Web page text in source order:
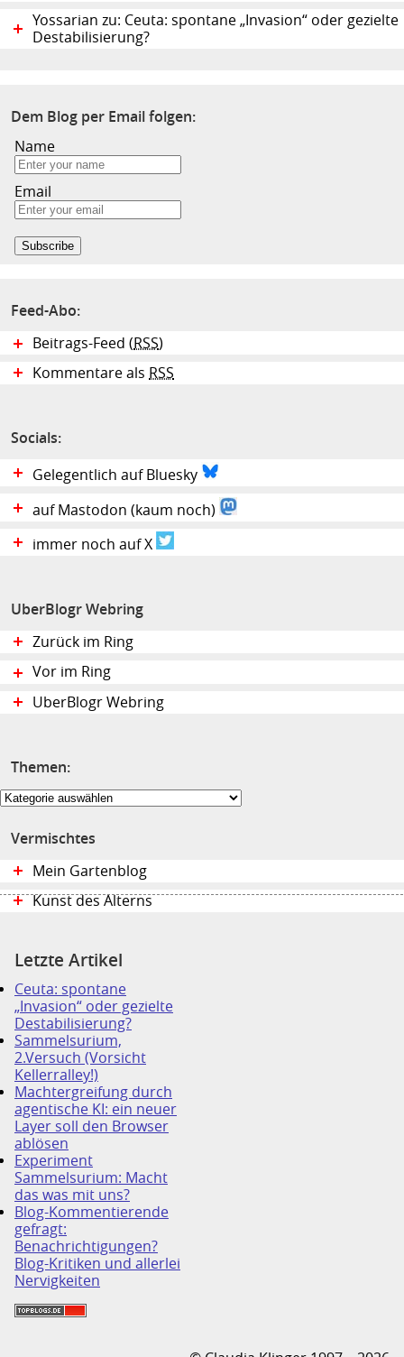
Yossarian zu: Ceuta: spontane „Invasion“ oder gezielte
Destabilisierung?
Dem Blog per Email folgen:
Name
Email
Feed-Abo:
Beitrags-Feed (RSS)
Kommentare als RSS
Socials:
Gelegentlich auf Bluesky
auf Mastodon (kaum noch)
immer noch auf X
UberBlogr Webring
Zurück im Ring
Vor im Ring
UberBlogr Webring
Themen:
Themen:
Vermischtes
Mein Gartenblog
Kunst des Alterns
Letzte Artikel
Ceuta: spontane
„Invasion“ oder gezielte
Destabilisierung?
Sammelsurium,
2.Versuch (Vorsicht
Kellerralley!)
Machtergreifung durch
agentische KI: ein neuer
Layer soll den Browser
ablösen
Experiment
Sammelsurium: Macht
das was mit uns?
Blog-Kommentierende
gefragt:
Benachrichtigungen?
Blog-Kritiken und allerlei
Nervigkeiten